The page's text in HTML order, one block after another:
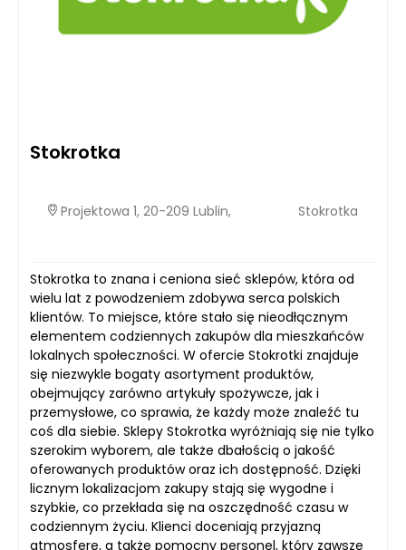
Stokrotka
Projektowa 1, 20-209 Lublin, Stokrotka
Stokrotka to znana i ceniona sieć sklepów, która od
wielu lat z powodzeniem zdobywa serca polskich
klientów. To miejsce, które stało się nieodłącznym
elementem codziennych zakupów dla mieszkańców
lokalnych społeczności. W ofercie Stokrotki znajduje
się niezwykle bogaty asortyment produktów,
obejmujący zarówno artykuły spożywcze, jak i
przemysłowe, co sprawia, że każdy może znaleźć tu
coś dla siebie. Sklepy Stokrotka wyróżniają się nie tylko
szerokim wyborem, ale także dbałością o jakość
oferowanych produktów oraz ich dostępność. Dzięki
licznym lokalizacjom zakupy stają się wygodne i
szybkie, co przekłada się na oszczędność czasu w
codziennym życiu. Klienci doceniają przyjazną
atmosferę, a także pomocny personel, który zawsze